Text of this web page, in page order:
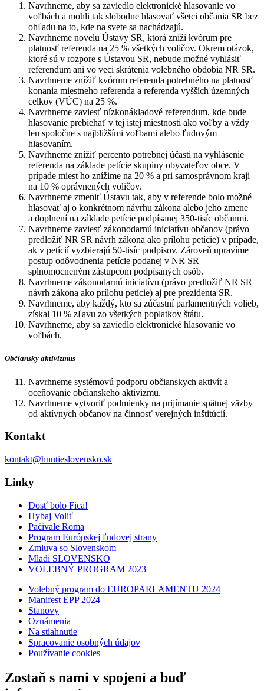
Navrhneme, aby sa zaviedlo elektronické hlasovanie vo
voľbách a mohli tak slobodne hlasovať všetci občania SR bez
ohľadu na to, kde na svete sa nachádzajú.
Navrhneme novelu Ústavy SR, ktorá zníži kvórum pre
platnosť referenda na 25 % všetkých voličov. Okrem otázok,
ktoré sú v rozpore s Ústavou SR, nebude možné vyhlásiť
referendum ani vo veci skrátenia volebného obdobia NR SR.
Navrhneme znížiť kvórum referenda potrebného na platnosť
konania miestneho referenda a referenda vyšších územných
celkov (VÚC) na 25 %.
Navrhneme zaviesť nízkonákladové referendum, kde bude
hlasovanie prebiehať v tej istej miestnosti ako voľby a vždy
len spoločne s najbližšími voľbami alebo ľudovým
hlasovaním.
Navrhneme znížiť percento potrebnej účasti na vyhlásenie
referenda na základe petície skupiny obyvateľov obce. V
prípade miest ho znížime na 20 % a pri samosprávnom kraji
na 10 % oprávnených voličov.
Navrhneme zmeniť Ústavu tak, aby v referende bolo možné
hlasovať aj o konkrétnom návrhu zákona alebo jeho zmene
a doplnení na základe petície podpísanej 350-tisíc občanmi.
Navrhneme zaviesť zákonodarnú iniciatívu občanov (právo
predložiť NR SR návrh zákona ako prílohu petície) v prípade,
ak v petícií vyzbierajú 50-tisíc podpisov. Zároveň upravíme
postup odôvodnenia petície podanej v NR SR
splnomocneným zástupcom podpísaných osôb.
Navrhneme zákonodarnú iniciatívu (právo predložiť NR SR
návrh zákona ako prílohu petície) aj pre prezidenta SR.
Navrhneme, aby každý, kto sa zúčastní parlamentných volieb,
získal 10 % zľavu zo všetkých poplatkov štátu.
Navrhneme, aby sa zaviedlo elektronické hlasovanie vo
voľbách.
Občiansky aktivizmus
Navrhneme systémovú podporu občianskych aktivít a
oceňovanie občianskeho aktivizmu.
Navrhneme vytvoriť podmienky na prijímanie spätnej väzby
od aktívnych občanov na činnosť verejných inštitúcií.
Kontakt
kontakt@hnutieslovensko.sk
Linky
Dosť bolo Fica!
Hybaj Voliť
Pačivale Roma
Program Európskej ľudovej strany
Zmluva so Slovenskom
Mladí SLOVENSKO
VOLEBNÝ PROGRAM 2023
Volebný program do EUROPARLAMENTU 2024
Manifest EPP 2024
Stanovy
Oznámenia
Na stiahnutie
Spracovanie osobných údajov
Používanie cookies
Zostaň s nami v spojení a buď